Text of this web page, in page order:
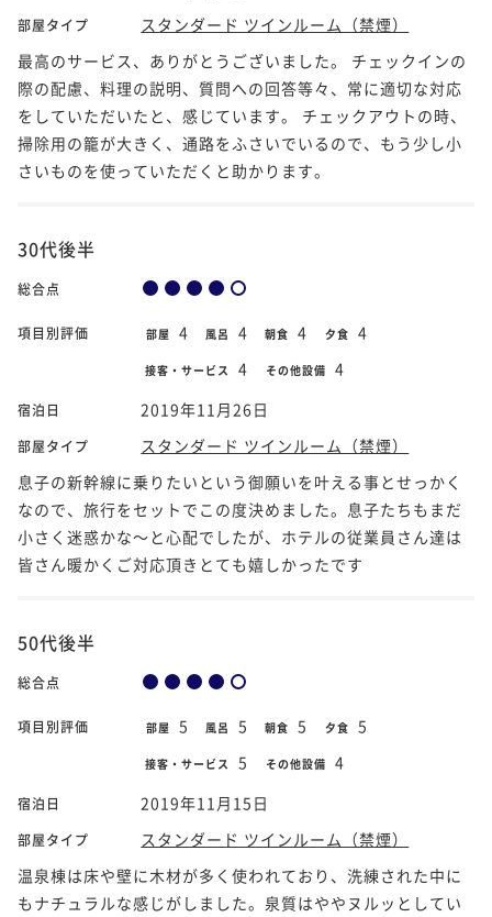
部屋タイプ
スタンダード ツインルーム（禁煙）
最高のサービス、ありがとうございました。 チェックインの
際の配慮、料理の説明、質問への回答等々、常に適切な対応
をしていただいたと、感じています。 チェックアウトの時、
掃除用の籠が大きく、通路をふさいでいるので、もう少し小
さいものを使っていただくと助かります。
30代後半
総合点
項目別評価 部屋 4 風呂 4 朝食 4 夕食 4
接客・サービス 4 その他設備 4
宿泊日 2019年11月26日
部屋タイプ
スタンダード ツインルーム（禁煙）
息子の新幹線に乗りたいという御願いを叶える事とせっかく
なので、旅行をセットでこの度決めました。息子たちもまだ
小さく迷惑かな～と心配でしたが、ホテルの従業員さん達は
皆さん暖かくご対応頂きとても嬉しかったです
50代後半
総合点
項目別評価 部屋 5 風呂 5 朝食 5 夕食 5
接客・サービス 5 その他設備 4
宿泊日 2019年11月15日
部屋タイプ
スタンダード ツインルーム（禁煙）
温泉棟は床や壁に木材が多く使われており、洗練された中に
もナチュラルな感じがしました。泉質はややヌルッとしてい